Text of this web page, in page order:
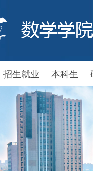
招生就业 本科生